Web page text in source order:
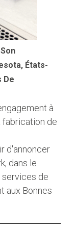
États-
De
à
fabrication de
d'annoncer
dans le
services de
aux Bonnes